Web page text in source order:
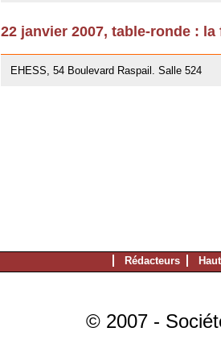
22 janvier 2007, table-ronde :
EHESS, 54 Boulevard Raspail. Salle 524
Rédacteurs
© 2007 -